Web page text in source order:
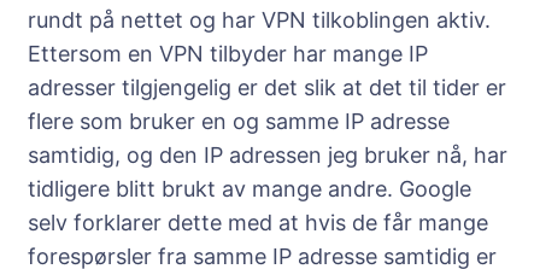
rundt på nettet og har VPN tilkoblingen aktiv.
Ettersom en VPN tilbyder har mange IP
adresser tilgjengelig er det slik at det til tider er
flere som bruker en og samme IP adresse
samtidig, og den IP adressen jeg bruker nå, har
tidligere blitt brukt av mange andre. Google
selv forklarer dette med at hvis de får mange
forespørsler fra samme IP adresse samtidig er